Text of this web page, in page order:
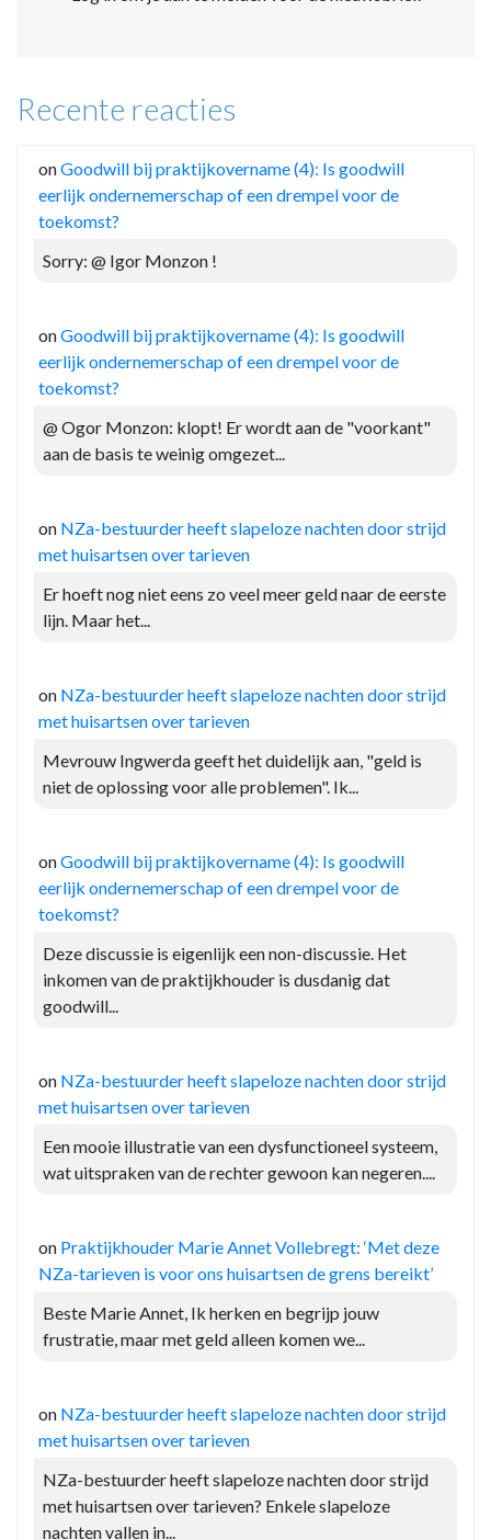
Recente reacties
onGoodwill bij praktijkovername (4): Is goodwill
eerlijk ondernemerschap of een drempel voor de
toekomst?
Sorry: @ Igor Monzon !
onGoodwill bij praktijkovername (4): Is goodwill
eerlijk ondernemerschap of een drempel voor de
toekomst?
@ Ogor Monzon: klopt! Er wordt aan de "voorkant"
aan de basis te weinig omgezet...
on NZa-bestuurder heeft slapeloze nachten door strijd
met huisartsen over tarieven
Er hoeft nog niet eens zo veel meer geld naar de eerste
lijn. Maar het...
on NZa-bestuurder heeft slapeloze nachten door strijd
met huisartsen over tarieven
Mevrouw Ingwerda geeft het duidelijk aan, "geld is
niet de oplossing voor alle problemen". Ik...
onGoodwill bij praktijkovername (4): Is goodwill
eerlijk ondernemerschap of een drempel voor de
toekomst?
Deze discussie is eigenlijk een non-discussie. Het
inkomen van de praktijkhouder is dusdanig dat
goodwill...
on NZa-bestuurder heeft slapeloze nachten door strijd
met huisartsen over tarieven
Een mooie illustratie van een dysfunctioneel systeem,
wat uitspraken van de rechter gewoon kan negeren....
on Praktijkhouder Marie Annet Vollebregt: ‘Met deze
NZa-tarieven is voor ons huisartsen de grens bereikt’
Beste Marie Annet, Ik herken en begrijp jouw
frustratie, maar met geld alleen komen we...
on NZa-bestuurder heeft slapeloze nachten door strijd
met huisartsen over tarieven
NZa-bestuurder heeft slapeloze nachten door strijd
met huisartsen over tarieven? Enkele slapeloze
nachten vallen in...